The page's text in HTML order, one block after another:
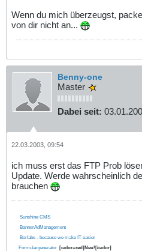
Wenn du mich überzeugst,
von dir nicht an...
Benny-one
Master
Dabei seit:
22.03.2003, 09:54
ich muss erst das FTP Prob
Update. Werde wahrscheinlich
brauchen
Sunshine CMS
BannerAdManagement
Borlabs - because we make IT easier
Formulargenerator [color=red]Neu![/color]